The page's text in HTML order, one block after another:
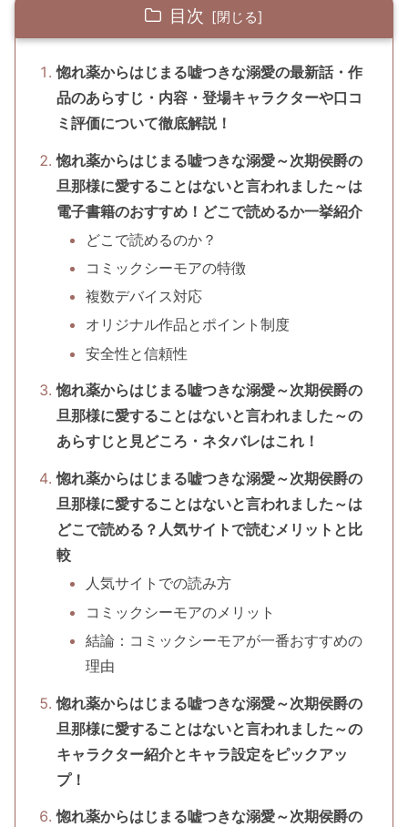
目次
惚れ薬からはじまる嘘つきな溺愛の最新話・作
品のあらすじ・内容・登場キャラクターや口コ
ミ評価について徹底解説！
惚れ薬からはじまる嘘つきな溺愛～次期侯爵の
旦那様に愛することはないと言われました～は
電子書籍のおすすめ！どこで読めるか一挙紹介
どこで読めるのか？
コミックシーモアの特徴
複数デバイス対応
オリジナル作品とポイント制度
安全性と信頼性
惚れ薬からはじまる嘘つきな溺愛～次期侯爵の
旦那様に愛することはないと言われました～の
あらすじと見どころ・ネタバレはこれ！
惚れ薬からはじまる嘘つきな溺愛～次期侯爵の
旦那様に愛することはないと言われました～は
どこで読める？人気サイトで読むメリットと比
較
人気サイトでの読み方
コミックシーモアのメリット
結論：コミックシーモアが一番おすすめの
理由
惚れ薬からはじまる嘘つきな溺愛～次期侯爵の
旦那様に愛することはないと言われました～の
キャラクター紹介とキャラ設定をピックアッ
プ！
惚れ薬からはじまる嘘つきな溺愛～次期侯爵の